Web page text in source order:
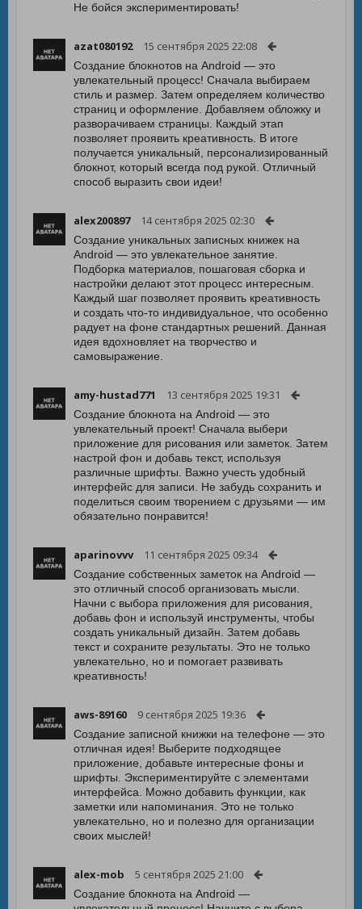
Не бойся экспериментировать!
azat080192 15 сентября 2025 22:08
Создание блокнотов на Android — это
увлекательный процесс! Сначала выбираем
стиль и размер. Затем определяем количество
страниц и оформление. Добавляем обложку и
разворачиваем страницы. Каждый этап
позволяет проявить креативность. В итоге
получается уникальный, персонализированный
блокнот, который всегда под рукой. Отличный
способ выразить свои идеи!
alex200897 14 сентября 2025 02:30
Создание уникальных записных книжек на
Android — это увлекательное занятие.
Подборка материалов, пошаговая сборка и
настройки делают этот процесс интересным.
Каждый шаг позволяет проявить креативность
и создать что-то индивидуальное, что особенно
радует на фоне стандартных решений. Данная
идея вдохновляет на творчество и
самовыражение.
amy-hustad771 13 сентября 2025 19:31
Создание блокнота на Android — это
увлекательный проект! Сначала выбери
приложение для рисования или заметок. Затем
настрой фон и добавь текст, используя
различные шрифты. Важно учесть удобный
интерфейс для записи. Не забудь сохранить и
поделиться своим творением с друзьями — им
обязательно понравится!
aparinovvv 11 сентября 2025 09:34
Создание собственных заметок на Android —
это отличный способ организовать мысли.
Начни с выбора приложения для рисования,
добавь фон и используй инструменты, чтобы
создать уникальный дизайн. Затем добавь
текст и сохраните результаты. Это не только
увлекательно, но и помогает развивать
креативность!
aws-89160 9 сентября 2025 19:36
Создание записной книжки на телефоне — это
отличная идея! Выберите подходящее
приложение, добавьте интересные фоны и
шрифты. Экспериментируйте с элементами
интерфейса. Можно добавить функции, как
заметки или напоминания. Это не только
увлекательно, но и полезно для организации
своих мыслей!
alex-mob 5 сентября 2025 21:00
Создание блокнота на Android —